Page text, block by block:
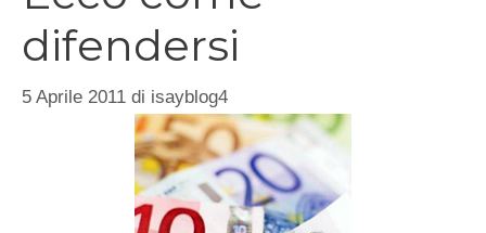
difendersi
5 Aprile 2011 di isayblog4